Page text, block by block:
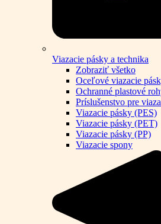
Viazacie pásky a technika
Zobraziť všetko
Oceľové viazacie
Ochranné plastové
Príslušenstvo pre
Viazacie pásky (PES)
Viazacie pásky (PET)
Viazacie pásky (PP)
Viazacie spony